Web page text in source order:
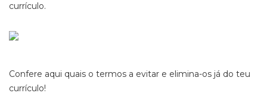
currículo.
Confere aqui quais o termos a evitar e elimina-os já do teu
currículo!